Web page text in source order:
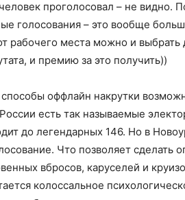
проголосовал – не видно.
голосования – это вообще
рабочего места можно и выбрать
и премию за это получить))
оффлайн накрутки
есть так называемые
до легендарных 146. Но в
Что позволяет
вбросов, каруселей и
колоссальное